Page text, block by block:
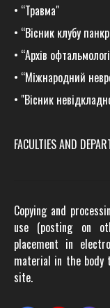
• “Травма"
• “Вісник клубу
• “Архів
• “Міжнародний
• "Вісник
FACULTIES AND
Copying and
use (posting on
placement in
material in the body
site.